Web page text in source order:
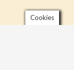
Cookies